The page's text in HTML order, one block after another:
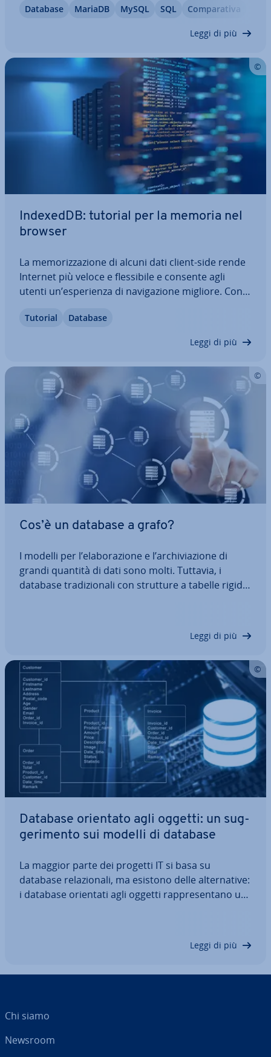
Tuttavia, MariaDB sta di­ven­tan­do sempre più
Database MariaDB MySQL SQL Com­pa­ra­ti­va
Leggi di più
IndexedDB: tutorial per la memoria nel
browser
La me­mo­riz­za­zio­ne di alcuni dati client-side rende
Internet più veloce e fles­si­bi­le e consente agli
utenti un’espe­rien­za di na­vi­ga­zio­ne migliore. Con
quantità di dati nel browser del­l'u­ten­te per evitare
Tutorial Database
Leggi di più
Cos’è un database a grafo?
I modelli per l’ela­bo­ra­zio­ne e l’ar­chi­via­zio­ne di
grandi quantità di dati sono molti. Tuttavia, i
database tra­di­zio­na­li con strutture a tabelle rigide
Leggi di più
Database orientato agli oggetti: un sug­
ge­ri­men­to sui modelli di database
La maggior parte dei progetti IT si basa su
database re­la­zio­na­li, ma esistono delle al­ter­na­ti­ve:
i database orientati agli oggetti rap­pre­sen­ta­no un
Leggi di più
Chi siamo
Newsroom